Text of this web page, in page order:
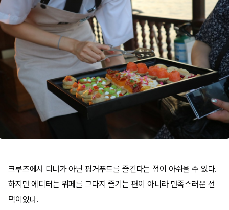
크루즈에서 디너가 아닌 핑거푸드를 즐긴다는 점이 아쉬울 수 있다.
하지만 에디터는 뷔페를 그다지 즐기는 편이 아니라 만족스러운 선
택이었다.